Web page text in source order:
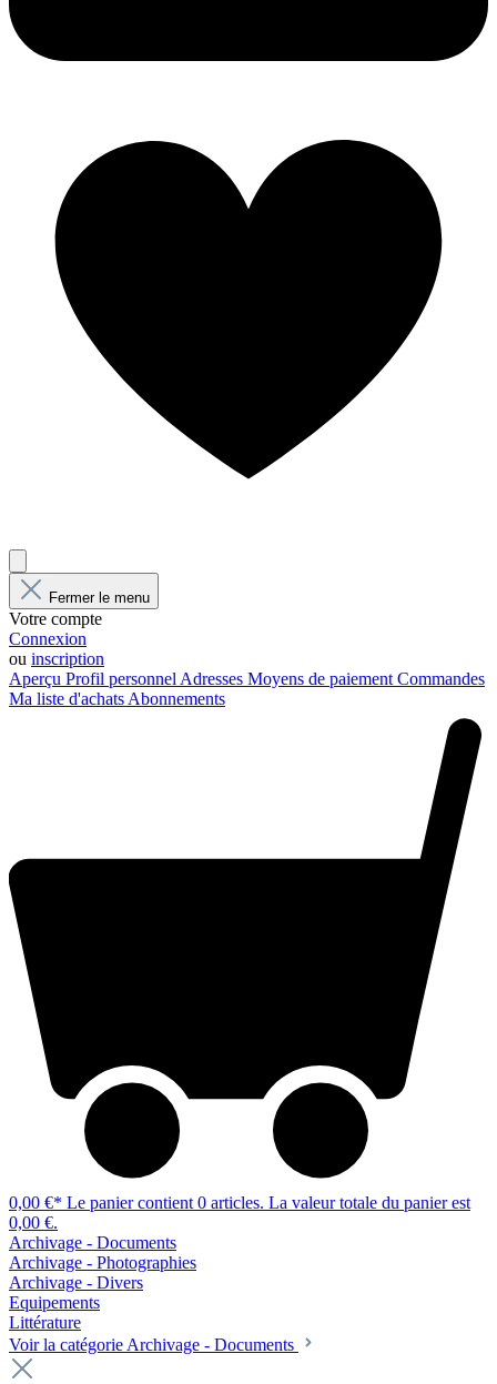
Fermer le menu
Votre compte
Connexion
ou inscription
Aperçu Profil personnel Adresses Moyens de paiement Commandes
Ma liste d'achats Abonnements
0,00 €* Le panier contient 0 articles. La valeur totale du panier est
0,00 €.
Archivage - Documents
Archivage - Photographies
Archivage - Divers
Equipements
Littérature
Voir la catégorie Archivage - Documents